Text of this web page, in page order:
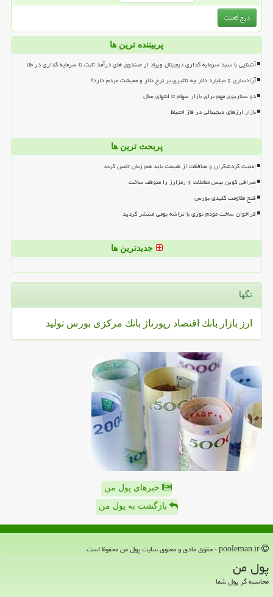
پربیننده ترین ها
آشنایی با سبد سرمایه گذاری دیجیتال ویپاد از صندوق های درآمد ثابت تا سرمایه گذاری در طلا
آزادسازی ۶ میلیارد دلار چه تاثیری بر نرخ دلار و معیشت مردم دارد؟
دو سناریوی مهم برای بازار سهام تا انتهای سال
بازار ارزهای دیجیتالی در فاز احتیاط
پربحث ترین ها
امنیت گردشگران و محافظت از طبیعت باید هم زمان تامین گردد
صرافی کوین بیس معاملات ۶ رمزارز را متوقف ساخت
فتح مقاومت کلیدی بورس
فراخوان ساخت مودم نوری با تراشه بومی منتشر گردید
جدیدترین ها
تگها
ارز بازار بانك اقتصاد رپورتاژ بانك مركزی بورس تولید
خبرهای پول من
بازگشت به پول من
پول من
محاسبه گر پول شما